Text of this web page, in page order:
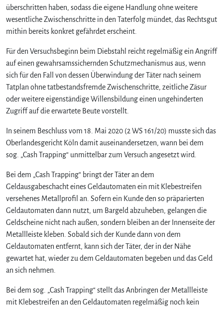
überschritten haben, sodass die eigene Handlung ohne weitere
wesentliche Zwischenschritte in den Taterfolg mündet, das Rechtsgut
mithin bereits konkret gefährdet erscheint.
Für den Versuchsbeginn beim Diebstahl reicht regelmäßig ein Angriff
auf einen gewahrsamssichernden Schutzmechanismus aus, wenn
sich für den Fall von dessen Überwindung der Täter nach seinem
Tatplan ohne tatbestandsfremde Zwischenschritte, zeitliche Zäsur
oder weitere eigenständige Willensbildung einen ungehinderten
Zugriff auf die erwartete Beute vorstellt.
In seinem Beschluss vom 18. Mai 2020 (2 WS 161/20) musste sich das
Oberlandesgericht Köln damit auseinandersetzen, wann bei dem
sog. „Cash Trapping“ unmittelbar zum Versuch angesetzt wird.
Bei dem „Cash Trapping“ bringt der Täter an dem
Geldausgabeschacht eines Geldautomaten ein mit Klebestreifen
versehenes Metallprofil an. Sofern ein Kunde den so präparierten
Geldautomaten dann nutzt, um Bargeld abzuheben, gelangen die
Geldscheine nicht nach außen, sondern bleiben an der Innenseite der
Metallleiste kleben. Sobald sich der Kunde dann von dem
Geldautomaten entfernt, kann sich der Täter, der in der Nähe
gewartet hat, wieder zu dem Geldautomaten begeben und das Geld
an sich nehmen.
Bei dem sog. „Cash Trapping“ stellt das Anbringen der Metallleiste
mit Klebestreifen an den Geldautomaten regelmäßig noch kein